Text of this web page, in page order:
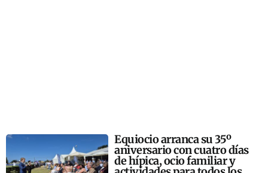
Equiocio arranca su 35º
aniversario con cuatro días
de hípica, ocio familiar y